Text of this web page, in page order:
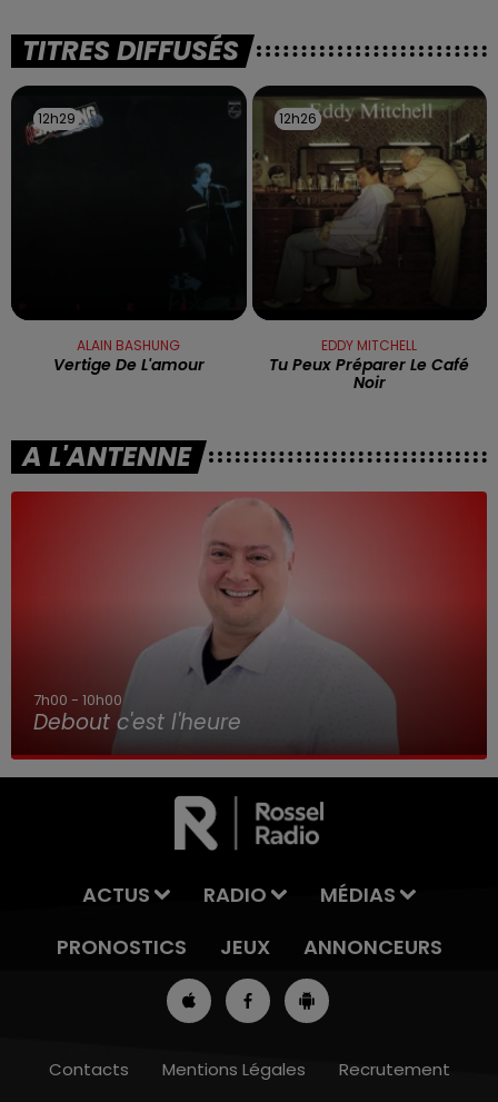
TITRES DIFFUSÉS
12h29
12h29
ALAIN BASHUNG
Vertige De L'amour
12h26
12h26
EDDY MITCHELL
Tu Peux Préparer Le Café
Noir
A L'ANTENNE
7h00 - 10h00
Debout c'est l'heure
ACTUS RADIO
MÉDIAS
PRONOSTICS
JEUX ANNONCEURS
Contacts Mentions Légales Recrutement